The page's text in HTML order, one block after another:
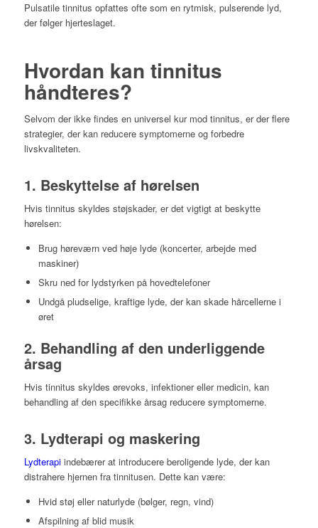
Pulsatile tinnitus opfattes ofte som en rytmisk, pulserende lyd,
der følger hjerteslaget.
Hvordan kan tinnitus
håndteres?
Selvom der ikke findes en universel kur mod tinnitus, er der flere
strategier, der kan reducere symptomerne og forbedre
livskvaliteten.
1. Beskyttelse af hørelsen
Hvis tinnitus skyldes støjskader, er det vigtigt at beskytte
hørelsen:
Brug høreværn ved høje lyde (koncerter, arbejde med
maskiner)
Skru ned for lydstyrken på hovedtelefoner
Undgå pludselige, kraftige lyde, der kan skade hårcellerne i
øret
2. Behandling af den underliggende
årsag
Hvis tinnitus skyldes ørevoks, infektioner eller medicin, kan
behandling af den specifikke årsag reducere symptomerne.
3. Lydterapi og maskering
Lydterapiindebærer at introducere beroligende lyde, der kan
distrahere hjernen fra tinnitusen. Dette kan være:
Hvid støj eller naturlyde (bølger, regn, vind)
Afspilning af blid musik